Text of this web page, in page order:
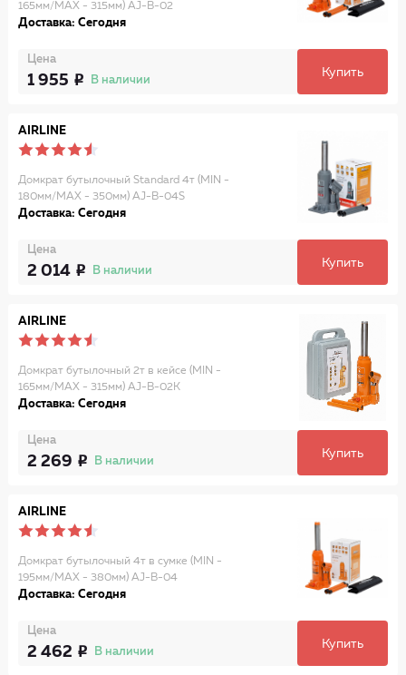
165мм/MAX - 315мм) AJ-B-02
Доставка: Сегодня
Цена
1 955 В наличии
Купить
AIRLINE
Домкрат бутылочный Standard 4т (MIN -
180мм/MAX - 350мм) AJ-B-04S
Доставка: Сегодня
Цена
2 014 В наличии
Купить
AIRLINE
Домкрат бутылочный 2т в кейсе (MIN -
165мм/MAX - 315мм) AJ-B-02K
Доставка: Сегодня
Цена
2 269 В наличии
Купить
AIRLINE
Домкрат бутылочный 4т в сумке (MIN -
195мм/MAX - 380мм) AJ-B-04
Доставка: Сегодня
Цена
2 462 В наличии
Купить